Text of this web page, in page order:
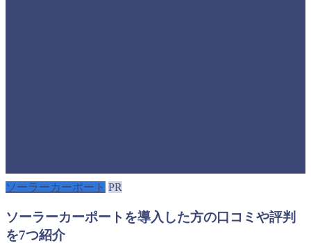
ソーラーカーポート PR
ソーラーカーポートを導入した方の口コミや評判
を7つ紹介